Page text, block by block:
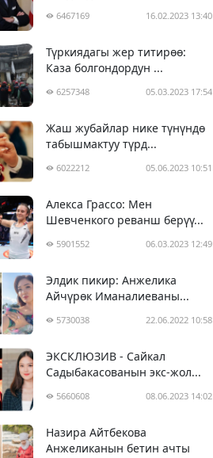
6467169 16.02.2023 13:40
Түркиядагы жер титирөө:
Каза болгондордун ...
6257348 05.03.2023 17:54
Жаш жубайлар нике түнүндө
табышмактуу түрд...
6022212 05.06.2023 10:51
Алекса Грассо: Мен
Шевченкого реванш берүү...
5901552 06.03.2023 12:49
Элдик пикир: Анжелика
Айчүрөк Иманалиеваны...
5730038 22.06.2022 10:58
ЭКСКЛЮЗИВ - Сайкал
Садыбакасованын экс-жол...
5660608 08.06.2023 14:02
Назира Айтбекова
Анжеликанын бетин ачты